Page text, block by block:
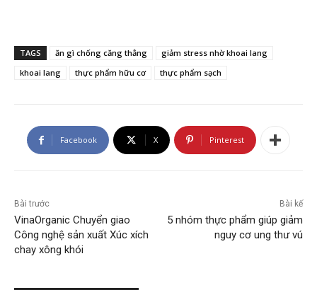
TAGS ăn gì chống căng thẳng
giảm stress nhờ khoai lang
khoai lang
thực phẩm hữu cơ thực phẩm sạch
Facebook X Pinterest
Bài trước
VinaOrganic Chuyển giao
Công nghệ sản xuất Xúc xích
chay xông khói
Bài kế
5 nhóm thực phẩm giúp giảm
nguy cơ ung thư vú